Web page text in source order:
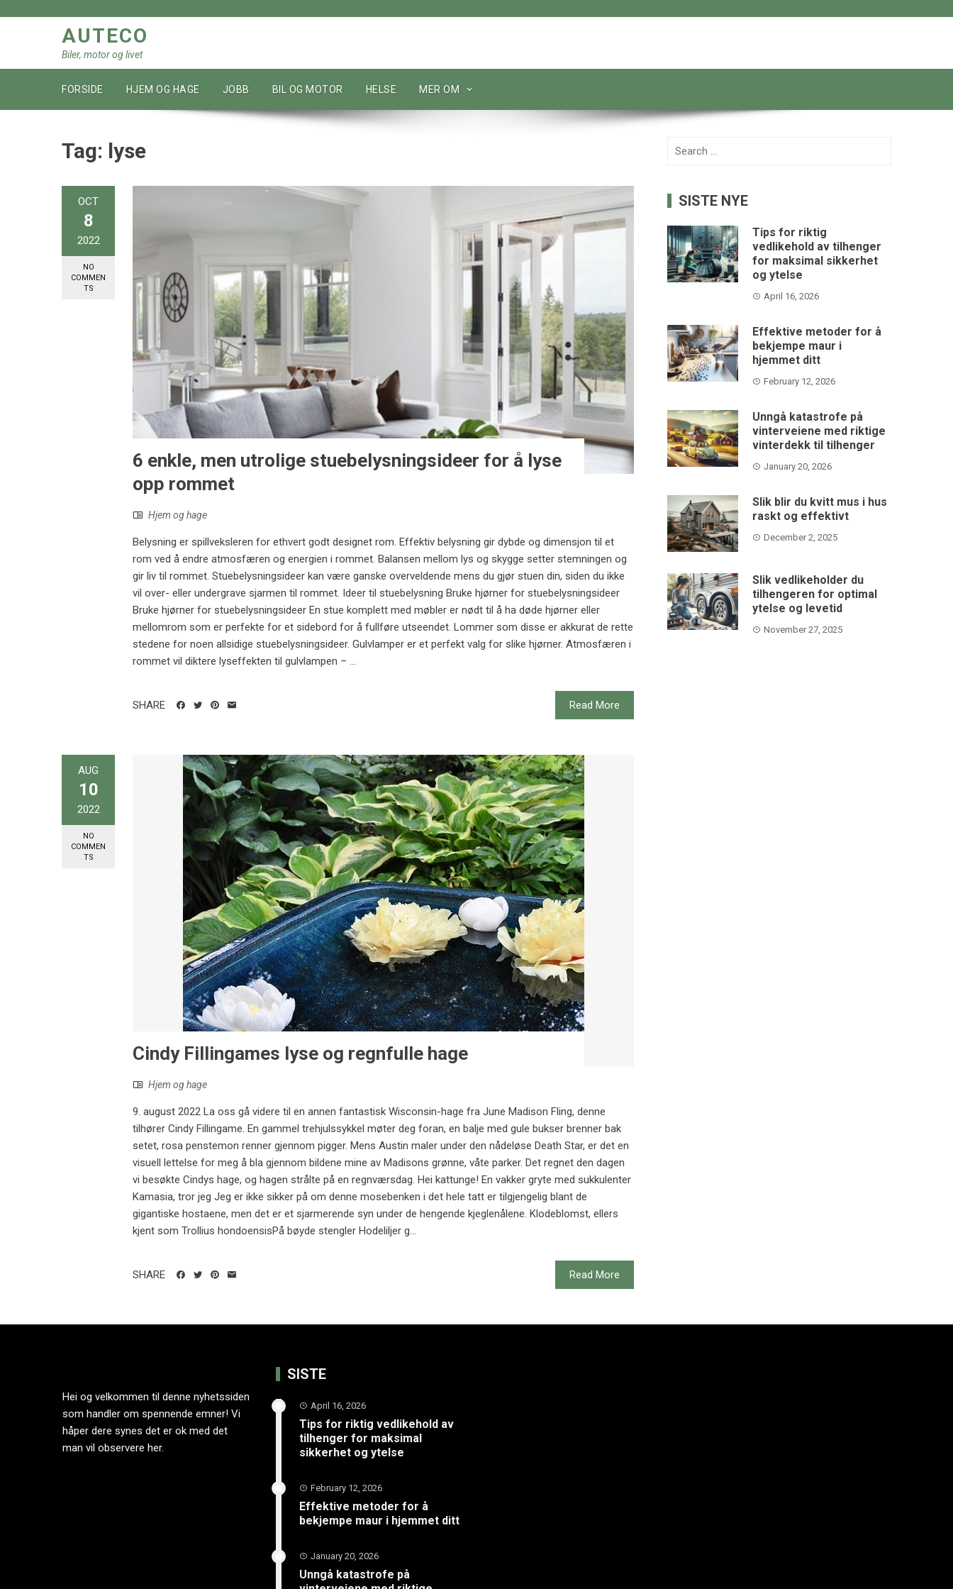
AUTECO
Biler, motor og livet
FORSIDE HJEM OG HAGE JOBB BIL OG MOTOR HELSE MER OM
Tag: lyse
OCT
8
2022
NO
COMMEN
TS
6 enkle, men utrolige stuebelysningsideer for å lyse
opp rommet
Hjem og hage
Belysning er spillveksleren for ethvert godt designet rom. Effektiv belysning gir dybde og dimensjon til et
rom ved å endre atmosfæren og energien i rommet. Balansen mellom lys og skygge setter stemningen og
gir liv til rommet. Stuebelysningsideer kan være ganske overveldende mens du gjør stuen din, siden du ikke
vil over- eller undergrave sjarmen til rommet. Ideer til stuebelysning Bruke hjørner for stuebelysningsideer
Bruke hjørner for stuebelysningsideer En stue komplett med møbler er nødt til å ha døde hjørner eller
mellomrom som er perfekte for et sidebord for å fullføre utseendet. Lommer som disse er akkurat de rette
stedene for noen allsidige stuebelysningsideer. Gulvlamper er et perfekt valg for slike hjørner. Atmosfæren i
rommet vil diktere lyseffekten til gulvlampen – ...
Read More
SHARE
AUG
10
2022
NO
COMMEN
TS
Cindy Fillingames lyse og regnfulle hage
Hjem og hage
9. august 2022 La oss gå videre til en annen fantastisk Wisconsin-hage fra June Madison Fling, denne
tilhører Cindy Fillingame. En gammel trehjulssykkel møter deg foran, en balje med gule bukser brenner bak
setet, rosa penstemon renner gjennom pigger. Mens Austin maler under den nådeløse Death Star, er det en
visuell lettelse for meg å bla gjennom bildene mine av Madisons grønne, våte parker. Det regnet den dagen
vi besøkte Cindys hage, og hagen strålte på en regnværsdag. Hei kattunge! En vakker gryte med sukkulenter
Kamasia, tror jeg Jeg er ikke sikker på om denne mosebenken i det hele tatt er tilgjengelig blant de
gigantiske hostaene, men det er et sjarmerende syn under de hengende kjeglenålene. Klodeblomst, ellers
kjent som Trollius hondoensisPå bøyde stengler Hodeliljer g...
Read More
SHARE
Search
SISTE NYE
Tips for riktig
vedlikehold av tilhenger
for maksimal sikkerhet
og ytelse
April 16, 2026
Effektive metoder for å
bekjempe maur i
hjemmet ditt
February 12, 2026
Unngå katastrofe på
vinterveiene med riktige
vinterdekk til tilhenger
January 20, 2026
Slik blir du kvitt mus i hus
raskt og effektivt
December 2, 2025
Slik vedlikeholder du
tilhengeren for optimal
ytelse og levetid
November 27, 2025
Hei og velkommen til denne nyhetssiden
som handler om spennende emner! Vi
håper dere synes det er ok med det
man vil observere her.
SISTE
April 16, 2026
Tips for riktig vedlikehold av
tilhenger for maksimal
sikkerhet og ytelse
February 12, 2026
Effektive metoder for å
bekjempe maur i hjemmet ditt
January 20, 2026
Unngå katastrofe på